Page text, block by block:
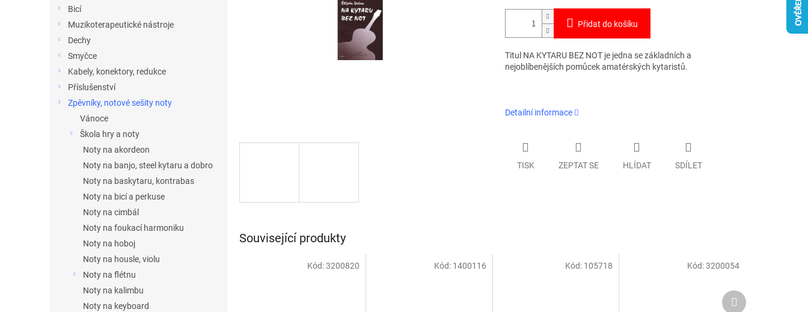
Bicí
Muzikoterapeutické nástroje
Dechy
Smyčce
Kabely, konektory, redukce
Příslušenství
Zpěvníky, notové sešity noty
Vánoce
Škola hry a noty
Noty na akordeon
Noty na banjo, steel kytaru a dobro
Noty na baskytaru, kontrabas
Noty na bicí a perkuse
Noty na cimbál
Noty na foukací harmoniku
Noty na hoboj
Noty na housle, violu
Noty na flétnu
Noty na kalimbu
Noty na keyboard
Přidat do košíku
Titul NA KYTARU BEZ NOT je jedna se základních a
nejoblíbenějších pomůcek amatérských kytaristů.
Detailní informace
TISK ZEPTAT SE HLÍDAT SDÍLET
Související produkty
Kód:3200820 Kód: 1400116 Kód: 105718 Kód:3200054
Další
produkt